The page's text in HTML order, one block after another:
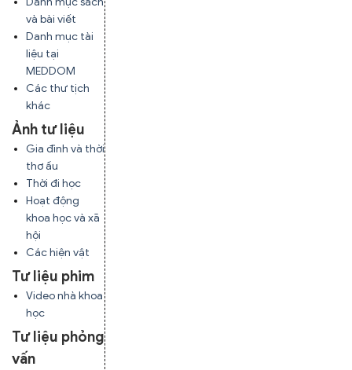
và bài viết
Danh mục tài
liệu tại
MEDDOM
Các thư tịch
khác
Ảnh tư liệu
Gia đình và thời
thơ ấu
Thời đi học
Hoạt động
khoa học và xã
hội
Các hiện vật
Tư liệu phim
Video nhà khoa
học
Tư liệu phỏng
vấn